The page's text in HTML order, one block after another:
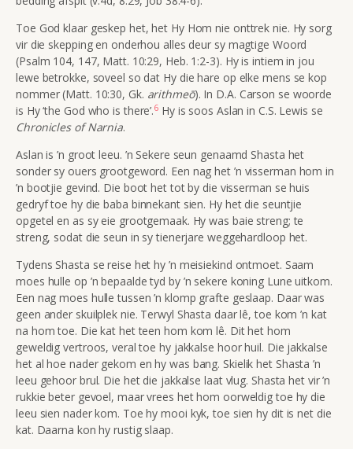
Toe God klaar geskep het, het Hy Hom nie onttrek nie. Hy sorg
vir die skepping en onderhou alles deur sy magtige Woord
(Psalm 104, 147, Matt. 10:29, Heb. 1:2-3). Hy is intiem in jou
lewe betrokke, soveel so dat Hy die hare op elke mens se kop
nommer (Matt. 10:30, Gk. arithmeō). In D.A. Carson se woorde
is Hy ‘the God who is there’.6 Hy is soos Aslan in C.S. Lewis se
Chronicles of Narnia.
Aslan is ’n groot leeu. ’n Sekere seun genaamd Shasta het
sonder sy ouers grootgeword. Een nag het ’n visserman hom in
’n bootjie gevind. Die boot het tot by die visserman se huis
gedryf toe hy die baba binnekant sien. Hy het die seuntjie
opgetel en as sy eie grootgemaak. Hy was baie streng; te
streng, sodat die seun in sy tienerjare weggehardloop het.
Tydens Shasta se reise het hy ’n meisiekind ontmoet. Saam
moes hulle op ’n bepaalde tyd by ’n sekere koning Lune uitkom.
Een nag moes hulle tussen ’n klomp grafte geslaap. Daar was
geen ander skuilplek nie. Terwyl Shasta daar lê, toe kom ’n kat
na hom toe. Die kat het teen hom kom lê. Dit het hom
geweldig vertroos, veral toe hy jakkalse hoor huil. Die jakkalse
het al hoe nader gekom en hy was bang. Skielik het Shasta ’n
leeu gehoor brul. Die het die jakkalse laat vlug. Shasta het vir ’n
rukkie beter gevoel, maar vrees het hom oorweldig toe hy die
leeu sien nader kom. Toe hy mooi kyk, toe sien hy dit is net die
kat. Daarna kon hy rustig slaap.